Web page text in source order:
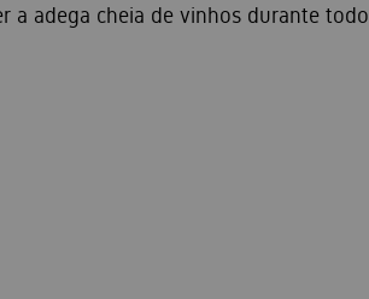
a adega cheia de vinhos durante todo